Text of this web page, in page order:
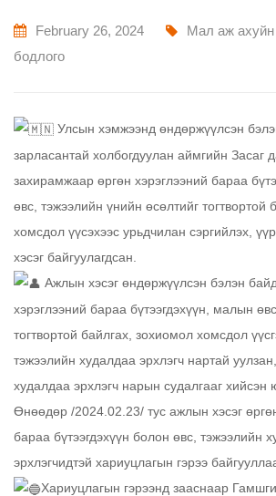
February 26, 2024
Мал аж
бодлого
Улсын хэмжээнд өндөржүүлсэн
зарласантай холбогдуулан аймгийн Засаг
захирамжаар өргөн хэрэглээний бараа
өвс, тэжээлийн үнийн өсөлтийг тогтвортой
хомсдол үүсэхээс урьдчилан сэргийлэх,
хэсэг байгуулагдсан.
Ажлын хэсэг өндөржүүлсэн бэлэн
хэрэглээний бараа бүтээгдэхүүн, малын
тогтвортой байлгах, зохиомол хомсдол
тэжээлийн худалдаа эрхлэгч нартай
худалдаа эрхлэгч нарын судалгааг хийсэн
Өнөөдөр /2024.02.23/ тус ажлын хэсэг
бараа бүтээгдэхүүн болон өвс, тэжээлийн
эрхлэгчидтэй хариуцлагын гэрээ
Хариуцлагын гэрээнд зааснаар